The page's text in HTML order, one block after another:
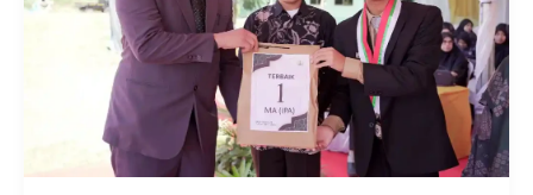
Berprestasi
SMA